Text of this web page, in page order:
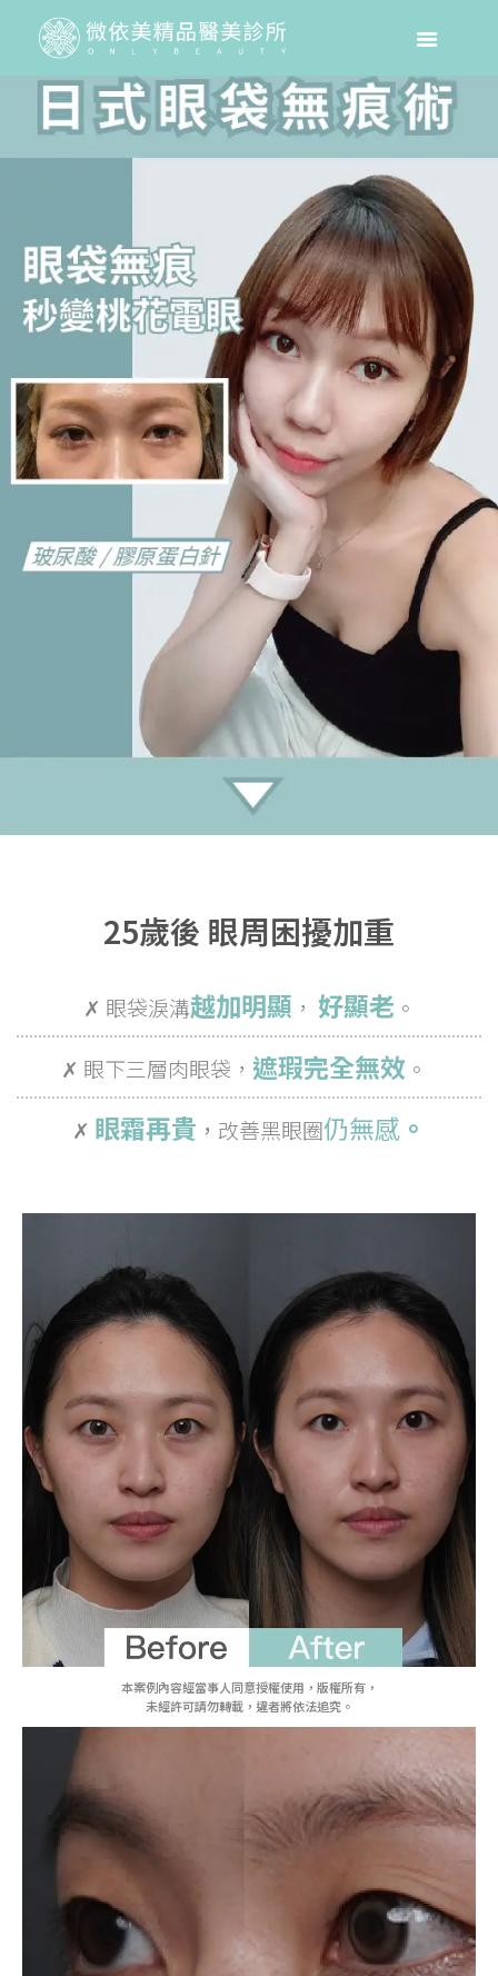
25歲後 眼周困擾加重
✗ 眼袋淚溝越加明顯 ， 好顯老 。
✗ 眼下三層肉眼袋， 遮瑕完全無效 。
✗ 眼霜再貴 ， 改善黑眼圈仍無感 。
本案例內容經當事人同意授權使用，版權所有，
未經許可請勿轉載，違者將依法追究。